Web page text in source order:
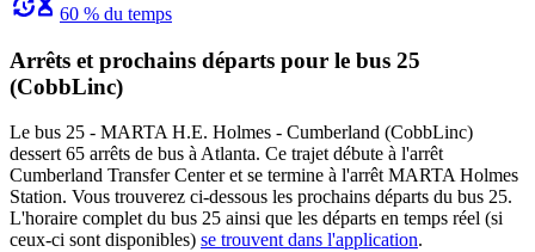
60 % du temps
Arrêts et prochains départs pour le bus 25
(CobbLinc)
Le bus 25 - MARTA H.E. Holmes - Cumberland (CobbLinc)
dessert 65 arrêts de bus à Atlanta. Ce trajet débute à l'arrêt
Cumberland Transfer Center et se termine à l'arrêt MARTA Holmes
Station. Vous trouverez ci-dessous les prochains départs du bus 25.
L'horaire complet du bus 25 ainsi que les départs en temps réel (si
ceux-ci sont disponibles) se trouvent dans l'application.